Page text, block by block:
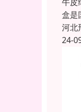
盒是
河北
24-